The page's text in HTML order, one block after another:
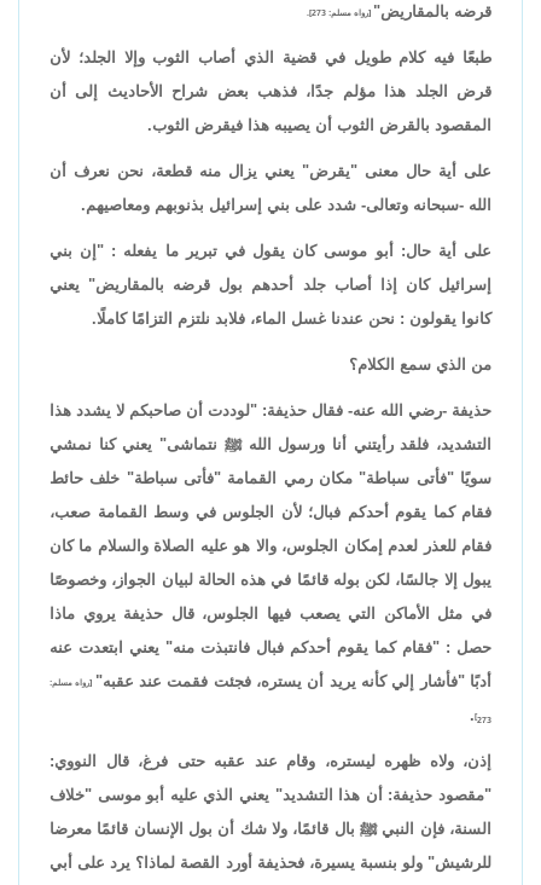
قرضه بالمقاريض" [رواه مسلم: 273].
طبعًا فيه كلام طويل في قضية الذي أصاب الثوب وإلا الجلد؛ لأن
قرض الجلد هذا مؤلم جدًا، فذهب بعض شراح الأحاديث إلى أن
المقصود بالقرض الثوب أن يصيبه هذا فيقرض الثوب.
على أية حال معنى "يقرض" يعني يزال منه قطعة، نحن نعرف أن
الله -سبحانه وتعالى- شدد على بني إسرائيل بذنوبهم ومعاصيهم.
على أية حال: أبو موسى كان يقول في تبرير ما يفعله : "إن بني
إسرائيل كان إذا أصاب جلد أحدهم بول قرضه بالمقاريض" يعني
كانوا يقولون : نحن عندنا غسل الماء، فلابد نلتزم التزامًا كاملًا.
من الذي سمع الكلام؟
حذيفة -رضي الله عنه- فقال حذيفة: "لوددت أن صاحبكم لا يشدد هذا
التشديد، فلقد رأيتني أنا ورسول الله ﷺ نتماشى" يعني كنا نمشي
سويًا "فأتى سباطة" مكان رمي القمامة "فأتى سباطة" خلف حائط
فقام كما يقوم أحدكم فبال؛ لأن الجلوس في وسط القمامة صعب،
فقام للعذر لعدم إمكان الجلوس، والا هو عليه الصلاة والسلام ما كان
يبول إلا جالسًا، لكن بوله قائمًا في هذه الحالة لبيان الجواز، وخصوصًا
في مثل الأماكن التي يصعب فيها الجلوس، قال حذيفة يروي ماذا
حصل : "فقام كما يقوم أحدكم فبال فانتبذت منه" يعني ابتعدت عنه
أدبًا "فأشار إلي كأنه يريد أن يستره، فجئت فقمت عند عقبه" [رواه مسلم:
273]
.
إذن، ولاه ظهره ليستره، وقام عند عقبه حتى فرغ، قال النووي:
"مقصود حذيفة: أن هذا التشديد" يعني الذي عليه أبو موسى "خلاف
السنة، فإن النبي ﷺ بال قائمًا، ولا شك أن بول الإنسان قائمًا معرضا
للرشيش" ولو بنسبة يسيرة، فحذيفة أورد القصة لماذا؟ يرد على أبي